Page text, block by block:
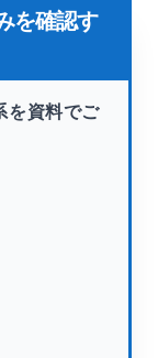
を確認す
を資料でご